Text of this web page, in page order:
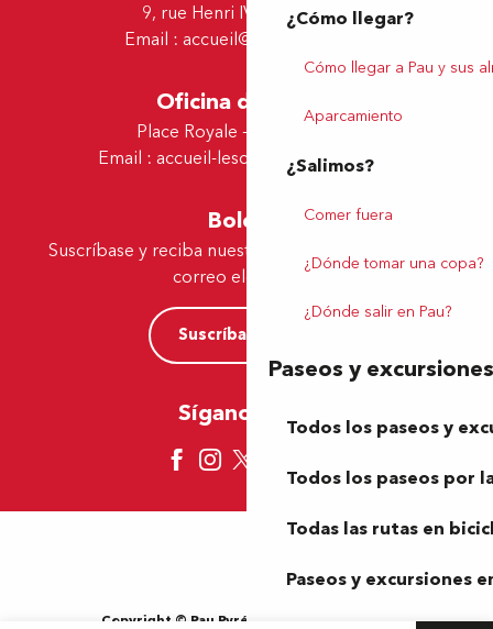
¿Cómo llegar?
Cómo llegar a Pau y sus
Aparcamiento
¿Salimos?
Comer fuera
¿Dónde tomar una copa?
¿Dónde salir en Pau?
Paseos y excursiones
Todos los paseos y
Todos los paseos por
Todas las rutas en
Paseos y excursiones
9, rue Henri IV - 64000 Pau
Email : accueil@tourismepau.fr
Oficina de Lescar
Place Royale - 64230 Lescar
Email : accueil-lescar@tourismepau.fr
Boletín
Suscríbase y reciba nuestras ofertas y noticias por
correo electrónico
Suscríbase ahora
Síganos aquí
Copyright © Pau Pyrénées Tourisme 2024